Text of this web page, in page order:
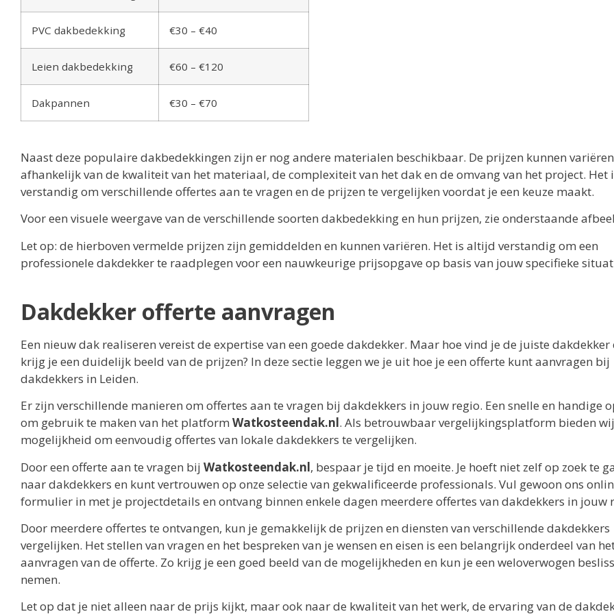
PVC dakbedekking €30 – €40
Leien dakbedekking €60 – €120
Dakpannen €30 – €70
Naast deze populaire dakbedekkingen zijn er nog andere materialen beschikbaar. De prijzen kunnen variëren
afhankelijk van de kwaliteit van het materiaal, de complexiteit van het dak en de omvang van het project. Het
verstandig om verschillende offertes aan te vragen en de prijzen te vergelijken voordat je een keuze maakt.
Voor een visuele weergave van de verschillende soorten dakbedekking en hun prijzen, zie onderstaande
Let op: de hierboven vermelde prijzen zijn gemiddelden en kunnen variëren. Het is altijd verstandig om een
professionele dakdekker te raadplegen voor een nauwkeurige prijsopgave op basis van jouw specifieke
Dakdekker offerte aanvragen
Een nieuw dak realiseren vereist de expertise van een goede dakdekker. Maar hoe vind je de juiste dakdekker
krijg je een duidelijk beeld van de prijzen? In deze sectie leggen we je uit hoe je een offerte kunt aanvragen bij
dakdekkers in Leiden.
Er zijn verschillende manieren om offertes aan te vragen bij dakdekkers in jouw regio. Een snelle en handige
om gebruik te maken van het platform Watkosteendak.nl. Als betrouwbaar vergelijkingsplatform bieden
mogelijkheid om eenvoudig offertes van lokale dakdekkers te vergelijken.
Door een offerte aan te vragen bij Watkosteendak.nl, bespaar je tijd en moeite. Je hoeft niet zelf op zoek te
naar dakdekkers en kunt vertrouwen op onze selectie van gekwalificeerde professionals. Vul gewoon ons
formulier in met je projectdetails en ontvang binnen enkele dagen meerdere offertes van dakdekkers in jouw
Door meerdere offertes te ontvangen, kun je gemakkelijk de prijzen en diensten van verschillende dakdekkers
vergelijken. Het stellen van vragen en het bespreken van je wensen en eisen is een belangrijk onderdeel van
aanvragen van de offerte. Zo krijg je een goed beeld van de mogelijkheden en kun je een weloverwogen
nemen.
Let op dat je niet alleen naar de prijs kijkt, maar ook naar de kwaliteit van het werk, de ervaring van de